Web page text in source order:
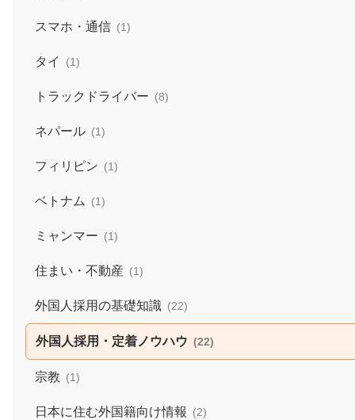
スマホ・通信 (1)
タイ (1)
トラックドライバー (8)
ネパール (1)
フィリピン (1)
ベトナム (1)
ミャンマー (1)
住まい・不動産 (1)
外国人採用の基礎知識 (22)
外国人採用・定着ノウハウ (22)
宗教 (1)
日本に住む外国籍向け情報 (2)